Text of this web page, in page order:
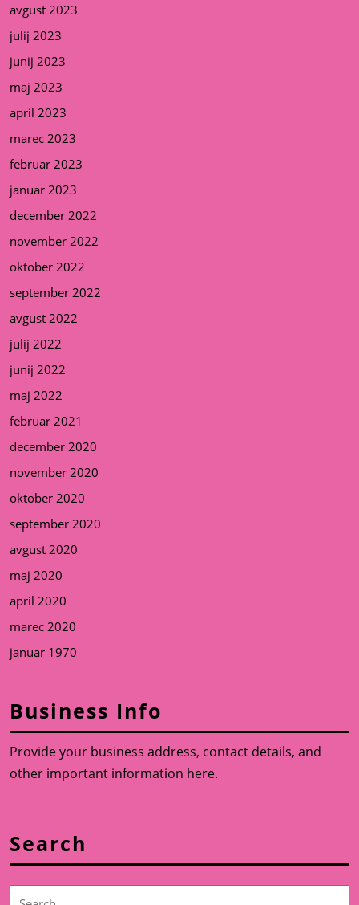
avgust 2023
julij 2023
junij 2023
maj 2023
april 2023
marec 2023
februar 2023
januar 2023
december 2022
november 2022
oktober 2022
september 2022
avgust 2022
julij 2022
junij 2022
maj 2022
februar 2021
december 2020
november 2020
oktober 2020
september 2020
avgust 2020
maj 2020
april 2020
marec 2020
januar 1970
Business Info
Provide your business address, contact details, and
other important information here.
Search
Search
for: